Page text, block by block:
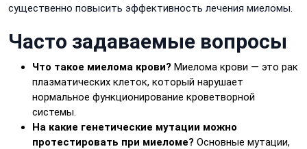
существенно повысить эффективность лечения миеломы.
Часто задаваемые вопросы
Что такое миелома крови? Миелома крови — это рак
плазматических клеток, который нарушает
нормальное функционирование кроветворной
системы.
На какие генетические мутации можно
протестировать при миеломе? Основные мутации,